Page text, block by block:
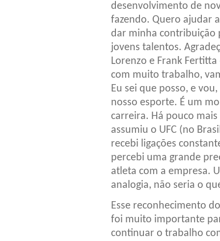
desenvolvimento de
fazendo. Quero ajudar
dar minha contribuição
jovens talentos.
Lorenzo e Frank
com muito trabalho,
Eu sei que posso, e
nosso esporte. É um
carreira. Há pouco
assumiu o UFC (no
recebi ligações
percebi uma grande
atleta com a empresa.
analogia, não seria o
Esse reconhecimento
foi muito importante
continuar o trabalho